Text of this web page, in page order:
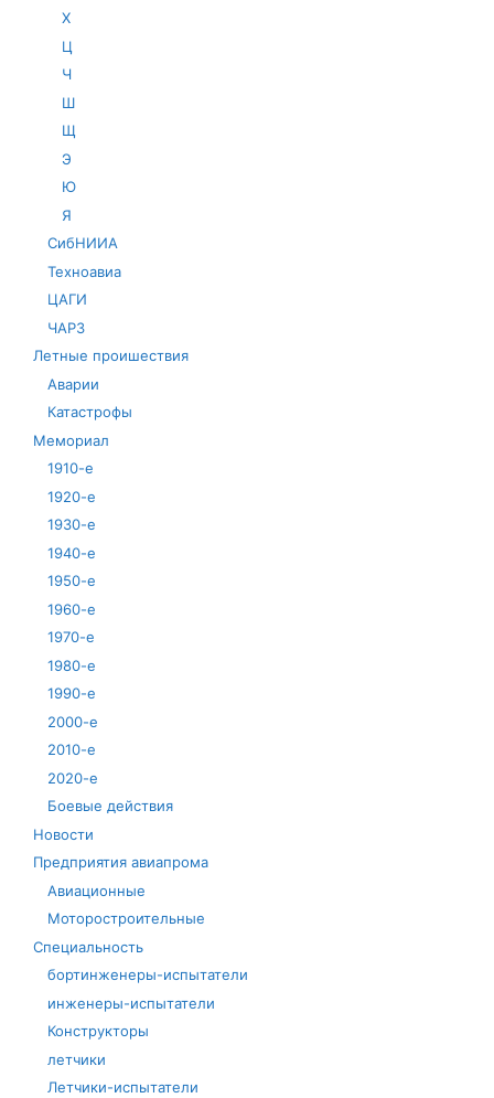
Х
Ц
Ч
Ш
Щ
Э
Ю
Я
СибНИИА
Техноавиа
ЦАГИ
ЧАРЗ
Летные проишествия
Аварии
Катастрофы
Мемориал
1910-е
1920-е
1930-е
1940-е
1950-е
1960-е
1970-е
1980-е
1990-е
2000-е
2010-е
2020-е
Боевые действия
Новости
Предприятия авиапрома
Авиационные
Моторостроительные
Специальность
бортинженеры-испытатели
инженеры-испытатели
Конструкторы
летчики
Летчики-испытатели